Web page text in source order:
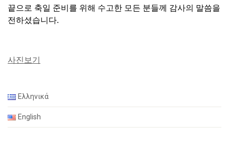
끝으로 축일 준비를 위해 수고한 모든 분들께 감사의 말씀을
전하셨습니다.
사진보기
Ελληνικά
English